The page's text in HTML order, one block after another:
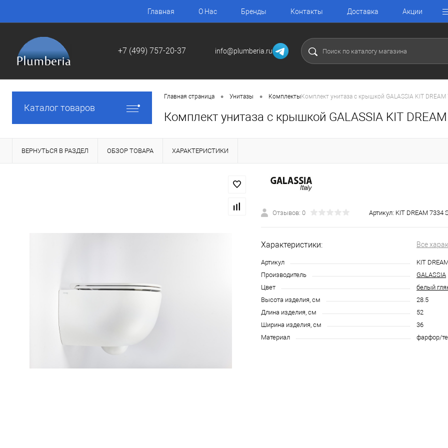
Главная О Нас Бренды Контакты Доставка Акции
+7 (499) 757-20-37 info@plumberia.ru
Каталог товаров
Главная страница • Унитазы • Комплекты Комплект унитаза с крышкой GALASSIA KIT
Комплект унитаза с крышкой GALASSIA KIT
ВЕРНУТЬСЯ В РАЗДЕЛ ОБЗОР ТОВАРА ХАРАКТЕРИСТИКИ
Отзывов: 0 Артикул: KIT DREAM 7334
Характеристики: Все
Артикул
KIT
Производитель
GALASSIA
Цвет
белый
Высота изделия, см
28.5
Длина изделия, см
52
Ширина изделия, см
36
Материал
фарфор/